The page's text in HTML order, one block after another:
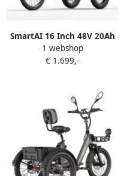
SmartAI 16 Inch 48V 20Ah
Accu Famille elektrische
longtail transportfiets
180kg 100km Bereik
Elektrische Driewieler 3-
wielige cargo e-bike 90 Nm -
Voor Senioren & Dagelijks
Gebruik-Grijs
1 webshop
€ 1.699,-